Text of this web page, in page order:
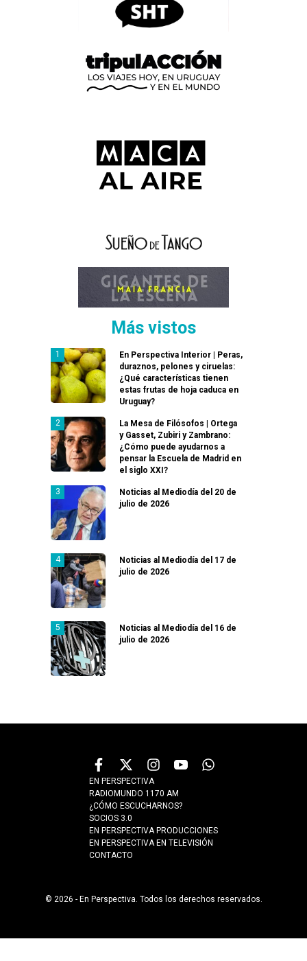
Más vistos
En Perspectiva Interior | Peras,
duraznos, pelones y ciruelas:
¿Qué características tienen
estas frutas de hoja caduca en
Uruguay?
La Mesa de Filósofos | Ortega
y Gasset, Zubiri y Zambrano:
¿Cómo puede ayudarnos a
pensar la Escuela de Madrid en
el siglo XXI?
Noticias al Mediodía del 20 de
julio de 2026
Noticias al Mediodía del 17 de
julio de 2026
Noticias al Mediodía del 16 de
julio de 2026
EN PERSPECTIVA
RADIOMUNDO 1170 AM
¿CÓMO ESCUCHARNOS?
SOCIOS 3.0
EN PERSPECTIVA PRODUCCIONES
EN PERSPECTIVA EN TELEVISIÓN
CONTACTO
© 2026 - En Perspectiva. Todos los derechos reservados.